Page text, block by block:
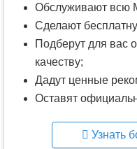
Обслуживают всю
Сделают
Подберут для вас
качеству;
Дадут ценные
Оставят
Узнать